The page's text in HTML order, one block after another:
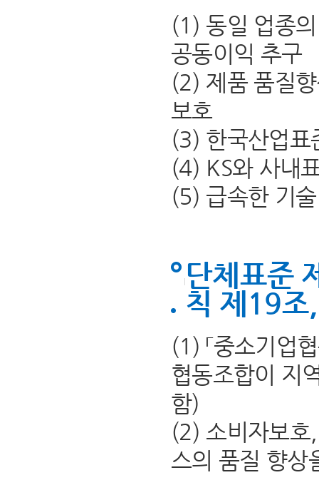
(1) 동일 업종
공동이익 추구
(2) 제품 품질
보호
(3) 한국산업표
(4) KS와 사내
(5) 급속한 기
단체표준
칙 제19조
(1) 「중소기업
협동조합이 지
함)
(2) 소비자보호
스의 품질 향상